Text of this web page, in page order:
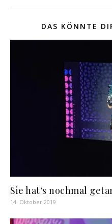
DAS KÖNNTE
Sie hat‘s nochmal
14. Oktober 2019